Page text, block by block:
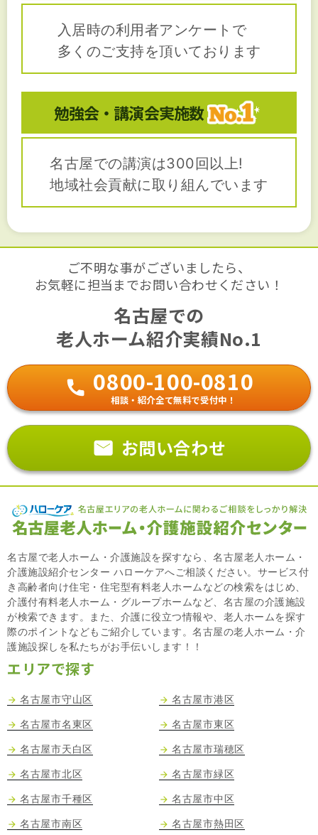
入居時の利用者アンケートで
多くのご支持を頂いております
勉強会・講演会実施数
名古屋での講演は300回以上!
地域社会貢献に取り組んでいます
ご不明な事がございましたら、
お気軽に担当までお問い合わせください！
名古屋での
老人ホーム紹介実績No.1
0800-100-0810
相談・紹介全て無料で受付中！
お問い合わせ
名古屋で老人ホーム・介護施設を探すなら、名古屋老人ホーム・
介護施設紹介センター ハローケアへご相談ください。サービス付
き高齢者向け住宅・住宅型有料老人ホームなどの検索をはじめ、
介護付有料老人ホーム・グループホームなど、名古屋の介護施設
が検索できます。また、介護に役立つ情報や、老人ホームを探す
際のポイントなどもご紹介しています。名古屋の老人ホーム・介
護施設探しを私たちがお手伝いします！！
エリアで探す
名古屋市守山区
名古屋市名東区
名古屋市天白区
名古屋市北区
名古屋市千種区
名古屋市南区
名古屋市港区
名古屋市東区
名古屋市瑞穂区
名古屋市緑区
名古屋市中区
名古屋市熱田区